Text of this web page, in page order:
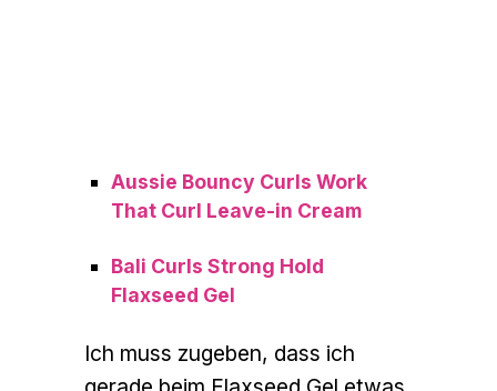
Aussie Bouncy Curls Work
That Curl Leave-in Cream
Bali Curls Strong Hold
Flaxseed Gel
Ich muss zugeben, dass ich